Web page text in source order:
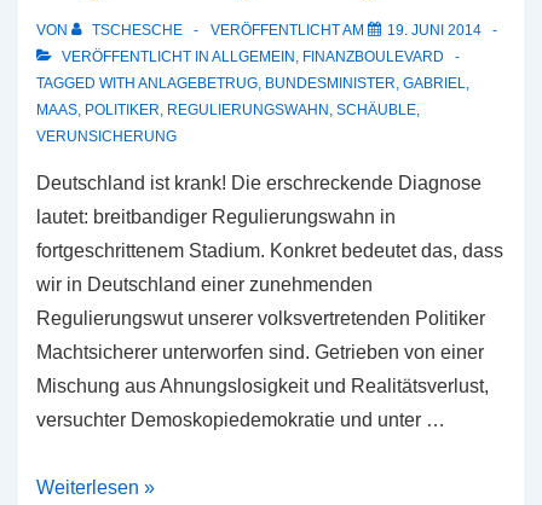
VON TSCHESCHE VERÖFFENTLICHT AM
19. JUNI 2014
VERÖFFENTLICHT IN ALLGEMEIN, FINANZBOULEVARD
TAGGED WITH ANLAGEBETRUG, BUNDESMINISTER, GABRIEL,
MAAS, POLITIKER, REGULIERUNGSWAHN, SCHÄUBLE,
VERUNSICHERUNG
Deutschland ist krank! Die erschreckende Diagnose
lautet: breitbandiger Regulierungswahn in
fortgeschrittenem Stadium. Konkret bedeutet das, dass
wir in Deutschland einer zunehmenden
Regulierungswut unserer volksvertretenden Politiker
Machtsicherer unterworfen sind. Getrieben von einer
Mischung aus Ahnungslosigkeit und Realitätsverlust,
versuchter Demoskopiedemokratie und unter …
Diagnose:
Weiterlesen »